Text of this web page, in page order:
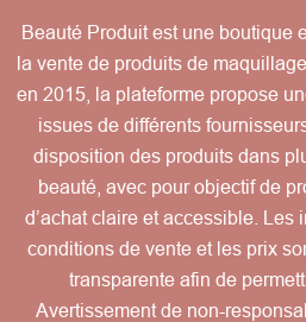
Beauté Produit est une boutique
la vente de produits de
en 2015, la plateforme propose
issues de différents
disposition des produits dans
beauté, avec pour objectif de
d’achat claire et accessible. Les
conditions de vente et les prix
transparente afin de
Avertissement de non-